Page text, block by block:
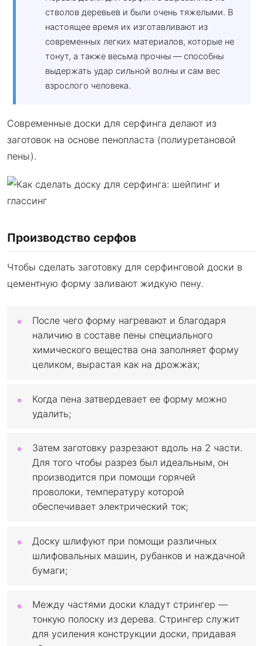
стволов деревьев и были очень тяжелыми. В
настоящее время их изготавливают из
современных легких материалов, которые не
тонут, а также весьма прочны — способны
выдержать удар сильной волны и сам вес
взрослого человека.
Современные доски для серфинга делают из
заготовок на основе пенопласта (полиуретановой
пены).
Производство серфов
Чтобы сделать заготовку для серфинговой доски в
цементную форму заливают жидкую пену.
После чего форму нагревают и благодаря
наличию в составе пены специального
химического вещества она заполняет форму
целиком, вырастая как на дрожжах;
Когда пена затвердевает ее форму можно
удалить;
Затем заготовку разрезают вдоль на 2 части.
Для того чтобы разрез был идеальным, он
производится при помощи горячей
проволоки, температуру которой
обеспечивает электрический ток;
Доску шлифуют при помощи различных
шлифовальных машин, рубанков и наждачной
бумаги;
Между частями доски кладут стрингер —
тонкую полоску из дерева. Стрингер служит
для усиления конструкции доски, придавая